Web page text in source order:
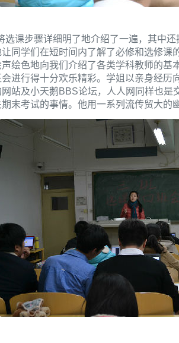
课步骤详细明了地介绍了一遍，其中
同学们在短时间内了解了必修和选修课
绘色地向我们介绍了各类学科教师的
进行得十分欢乐精彩。学姐以亲身经
站及小天鹅BBS论坛，人人网同样也
末考试的事情。他用一系列流传贸大的